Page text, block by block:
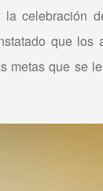
la celebración
que los
metas que se